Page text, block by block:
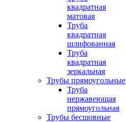
квадратная
матовая
Труба
квадратная
шлифованная
Труба
квадратная
зеркальная
Трубы прямоугольные
Труба
нержавеющая
прямоугольная
Трубы бесшовные